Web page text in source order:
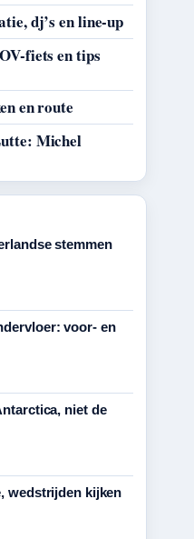
dj’s en line-up
fiets en tips
en route
Michel
stemmen
voor- en
niet de
wedstrijden kijken